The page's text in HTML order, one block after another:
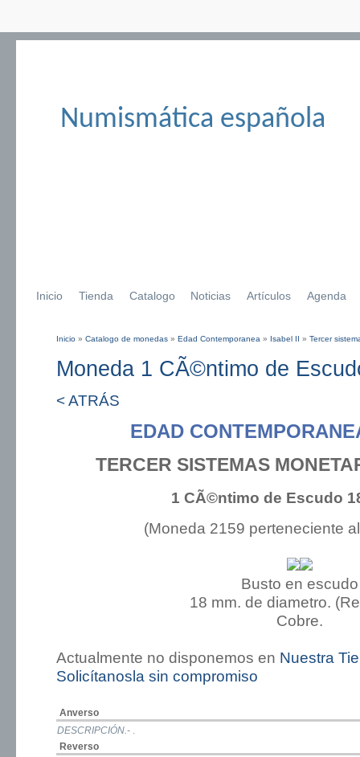
Numismática española
Inicio Tienda Catalogo Noticias Artículos Agenda
Se encuentra usted aquí
Inicio » Catalogo de monedas » Edad Contemporanea » Isabel II » Tercer
Moneda 1 CÃ©ntimo de
< ATRÁS
EDAD
TERCER SISTEMAS
1 CÃ©ntimo de Escudo
(Moneda 2159 perteneciente
Busto en escudo
18 mm. de diametro.
Cobre.
Actualmente no disponemos en Nuestra
Solicítanosla sin compromiso
Anverso
DESCRIPCIÓN.- .
Reverso